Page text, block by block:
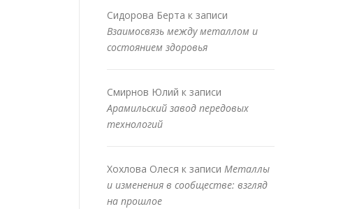
Сидорова Берта к записи
Взаимосвязь между металлом и
состоянием здоровья
Смирнов Юлий к записи
Арамильский завод передовых
технологий
Хохлова Олеся к записи Металлы
и изменения в сообществе: взгляд
на прошлое